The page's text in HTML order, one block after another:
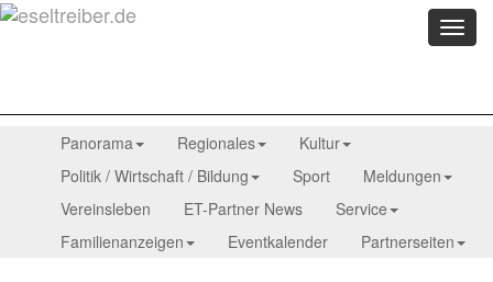
Menü
Panorama Regionales
Kultur
Politik / Wirtschaft / Bildung
Sport
Meldungen
Vereinsleben
ET-Partner News
Service
Familienanzeigen
Eventkalender Partnerseiten